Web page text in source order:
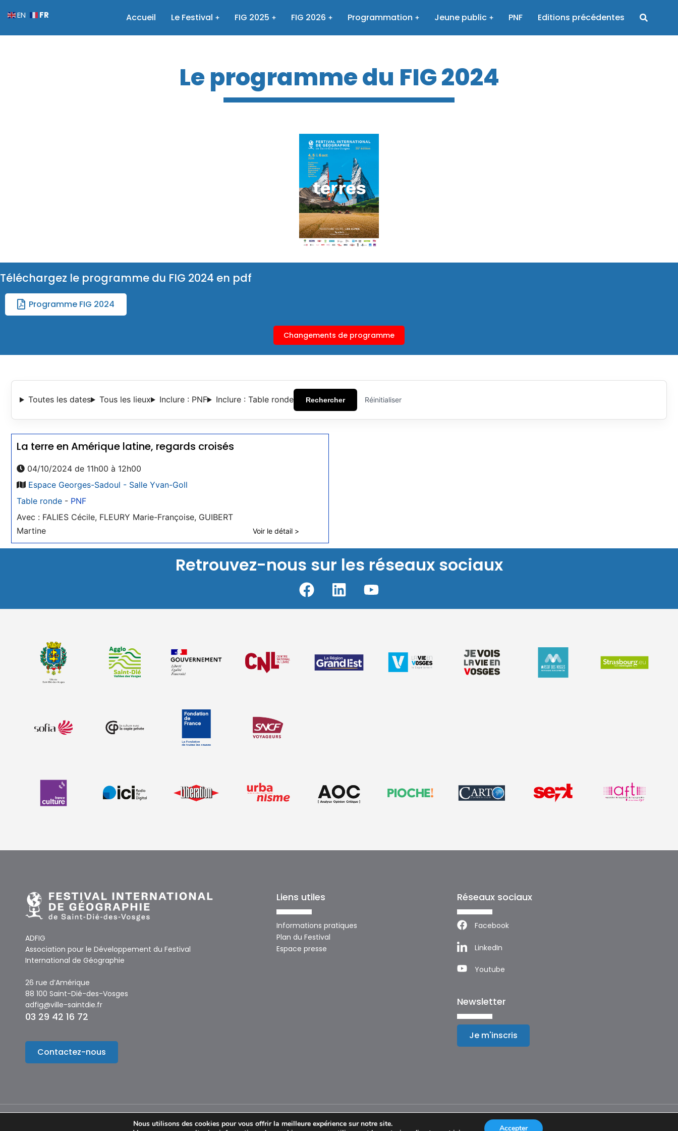
Accueil Le Festival FIG 2025 FIG 2026 Programmation Jeune public PNF Editions précédentes
Le programme du FIG 2024
Téléchargez le programme du FIG 2024 en pdf
Programme FIG 2024
Changements de programme
Toutes les dates Tous les lieux Inclure : PNF Inclure : Table ronde Rechercher Réinitialiser
La terre en Amérique latine, regards croisés
04/10/2024 de 11h00 à 12h00
Espace Georges-Sadoul - Salle Yvan-Goll
Table ronde - PNF
Avec : FALIES Cécile, FLEURY Marie-Françoise, GUIBERT
Martine
Voir le détail >
Retrouvez-nous sur les réseaux sociaux
ADFIG
Association pour le Développement du Festival
International de Géographie
26 rue d’Amérique
88 100 Saint-Dié-des-Vosges
adfig@ville-saintdie.fr
03 29 42 16 72
Contactez-nous
Liens utiles
Informations pratiques
Plan du Festival
Espace presse
Réseaux sociaux
Facebook
LinkedIn
Youtube
Newsletter
Je m'inscris
© Copyright 2024 – Festival International de Géographie
EN FR
Nous utilisons des cookies pour vous offrir la meilleure expérience sur notre site.
Accepter